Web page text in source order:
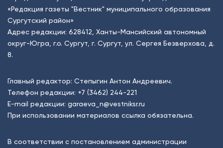
«Редакция газеты "Вестник" муниципального образования
Сургутский район»
Адрес редакции: 628412, Ханты-Мансийский автономный
округ-Югра, г.о. Сургут, г. Сургут, ул. Сергея Безверхова, д.
8.
Главный редактор: Степыгин Антон Андреевич.
Телефон редакции: +7 (3462) 244-221
E-mail редакции: garaeva_n@vestniksr.ru
При использовании материалов ссылка обязательна.
В соответствии с постановлением администрации